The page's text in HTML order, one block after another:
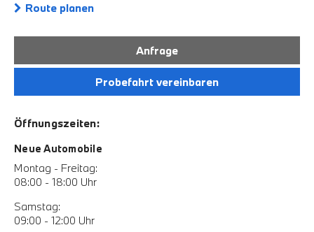
Route planen
Anfrage
Probefahrt vereinbaren
Öffnungszeiten:
Neue Automobile
Montag - Freitag:
08:00 - 18:00 Uhr
Samstag:
09:00 - 12:00 Uhr